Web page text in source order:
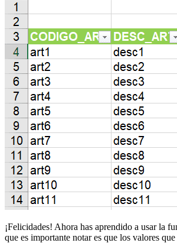
¡Felicidades! Ahora has aprendido a usar la
que es importante notar es que los valores